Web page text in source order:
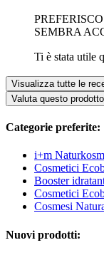
SEMBRA
Ti è stata utile
Visualizza tutte le
Valuta questo prodotto
Categorie preferite:
i+m
Cosmetici
Booster
Cosmetici
Cosmesi
Nuovi prodotti: